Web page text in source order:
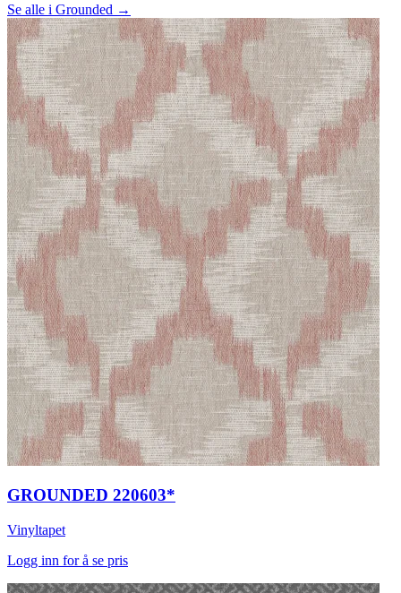
Se alle i Grounded →
GROUNDED 220603*
Vinyltapet
Logg inn for å se pris